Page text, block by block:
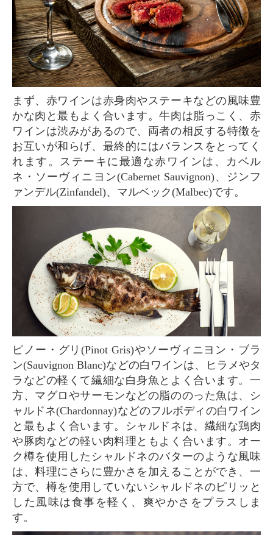
まず、赤ワインは赤身肉やステーキなどの風味豊
かな肉と最もよく合います。牛肉は脂っこく、赤
ワインは渋みがあるので、両者の相反する特徴を
お互いが和らげ、最終的にはバランスをとってく
れます。ステーキに最適な赤ワインは、カベル
ネ・ソーヴィニヨン(Cabernet Sauvignon)、ジンフ
ァンデル(Zinfandel)、マルベック(Malbec)です。
ピノー・グリ(Pinot Gris)やソーヴィニヨン・ブラ
ン(Sauvignon Blanc)などの白ワインは、ヒラメやタ
ラなどの軽くて繊細な白身魚とよく合います。一
方、マグロやサーモンなどの脂ののった魚は、シ
ャルドネ(Chardonnay)などのフルボディの白ワイン
と最もよく合います。シャルドネは、繊細な鶏肉
や豚肉などの軽い肉料理ともよく合います。オー
ク樽を使用したシャルドネのバターのような風味
は、料理にさらに豊かさを加えることができ、一
方で、樽を使用していないシャルドネのピリッと
した風味は食事を軽く、爽やかさをプラスしま
す。